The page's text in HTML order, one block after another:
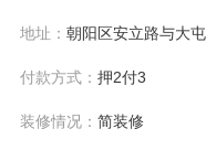
地址： 朝阳区安立路与大
付款方式： 押2付3
装修情况： 简装修